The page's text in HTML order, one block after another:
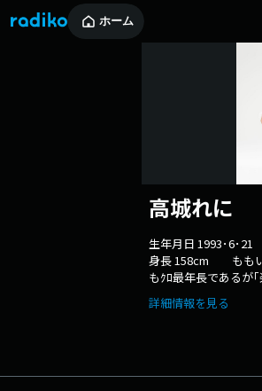
ホーム
高城れに
生年月日 1993･6･
身長 158cm もも
もｸﾛ最年長であるが
にいじられるほどお
紫｡
詳細情報を見る